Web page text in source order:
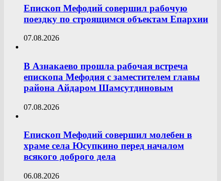
Епископ Мефодий совершил рабочую
поездку по строящимся объектам Епархии
07.08.2026
В Азнакаево прошла рабочая встреча
епископа Мефодия с заместителем главы
района Айдаром Шамсутдиновым
07.08.2026
Епископ Мефодий совершил молебен в
храме села Юсупкино перед началом
всякого доброго дела
06.08.2026